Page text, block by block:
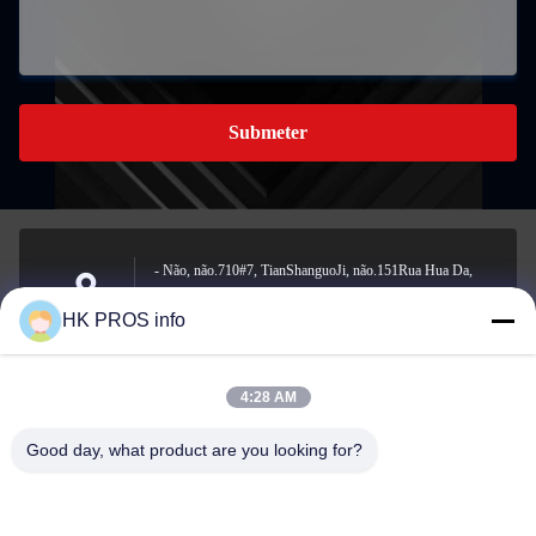
Submeter
Endereço
- Não, não.710#7, TianShanguoJi, não.151Rua Hua Da,
de Sanhe
E-mail
info@chppros.com
HK PROS info
4:28 AM
Good day, what product are you looking for?